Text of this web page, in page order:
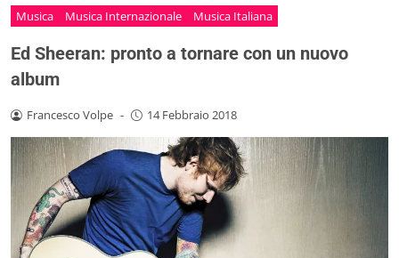
Musica Musica Internazionale Musica Italiana
Ed Sheeran: pronto a tornare con un nuovo
album
Francesco Volpe - 14 Febbraio 2018